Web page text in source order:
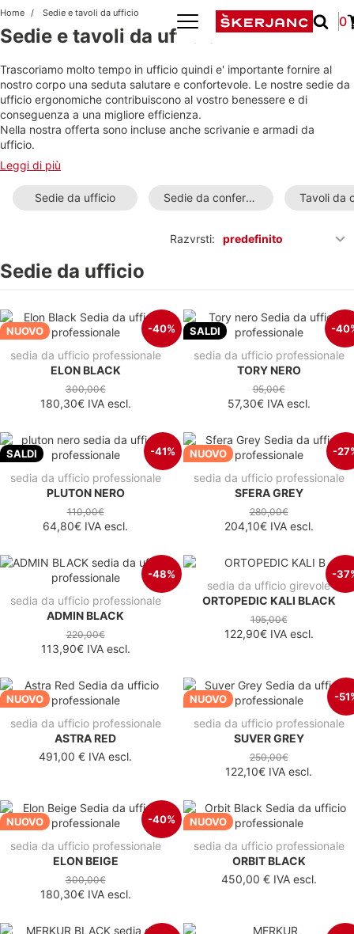
0
Home Sedie e tavoli da ufficio
Sedie e tavoli da ufficio
Trascoriamo molto tempo in ufficio quindi e' importante fornire al
nostro corpo una seduta salutare e confortevole. Le nostre sedie da
ufficio ergonomiche contribuiscono al vostro benessere e di
conseguenza a una migliore efficienza.
Nella nostra offerta sono incluse anche scrivanie e armadi da
ufficio.
Leggi di più
Sedie da ufficio Sedie da conferenza
Razvrsti: predefinito
Sedie da ufficio
NUOVO -40%
sedia da ufficio professionale
ELON BLACK
300,00€
180,30€IVA escl.
SALDI -
sedia da ufficio professionale
TORY NERO
95,00€
57,30€IVA escl.
SALDI -41%
sedia da ufficio professionale
PLUTON NERO
110,00€
64,80€ IVA escl.
NUOVO -
sedia da ufficio professionale
SFERA GREY
280,00€
204,10€IVA escl.
-48%
sedia da ufficio professionale
ADMIN BLACK
220,00€
113,90€IVA escl.
-
sedia da ufficio girevole
ORTOPEDIC KALI BLACK
195,00€
122,90€IVA escl.
NUOVO
sedia da ufficio professionale
ASTRA RED
491,00 € IVA escl.
NUOVO -
sedia da ufficio professionale
SUVER GREY
250,00€
122,10€ IVA escl.
NUOVO -40%
sedia da ufficio professionale
ELON BEIGE
300,00€
180,30€IVA escl.
NUOVO
sedia da ufficio professionale
ORBIT BLACK
450,00 €IVA escl.